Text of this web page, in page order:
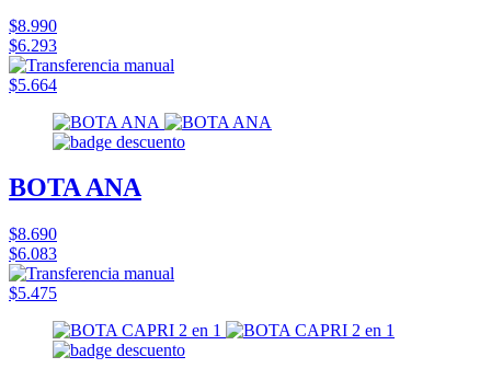
$8.990
$6.293
$5.664
BOTA ANA
$8.690
$6.083
$5.475